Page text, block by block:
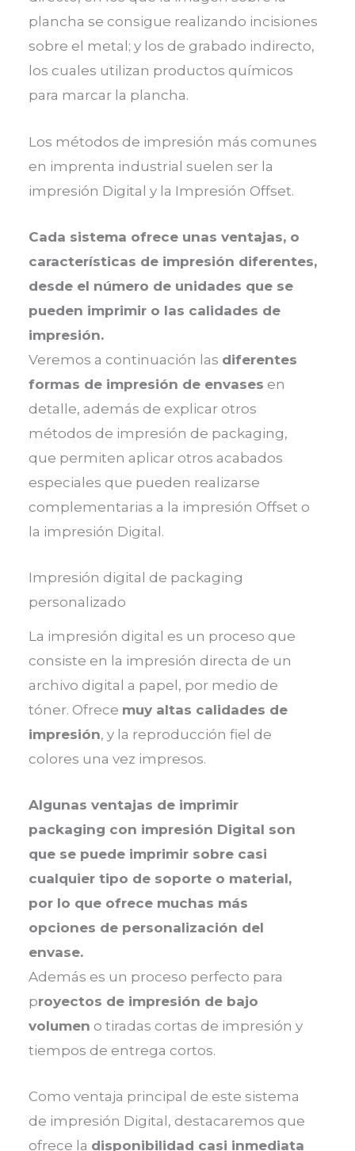
plancha se consigue realizando incisiones
sobre el metal; y los de grabado indirecto,
los cuales utilizan productos químicos
para marcar la plancha.
Los métodos de impresión más comunes
en imprenta industrial suelen ser la
impresión Digital y la Impresión Offset.
Cada sistema ofrece unas ventajas, o
características de impresión diferentes,
desde el número de unidades que se
pueden imprimir o las calidades de
impresión.
Veremos a continuación las diferentes
formas de impresión de envases en
detalle, además de explicar otros
métodos de impresión de packaging,
que permiten aplicar otros acabados
especiales que pueden realizarse
complementarias a la impresión Offset o
la impresión Digital.
Impresión digital de packaging
personalizado
La impresión digital es un proceso que
consiste en la impresión directa de un
archivo digital a papel, por medio de
tóner. Ofrece muy altas calidades de
impresión, y la reproducción fiel de
colores una vez impresos.
Algunas ventajas de imprimir
packaging con impresión Digital son
que se puede imprimir sobre casi
cualquier tipo de soporte o material,
por lo que ofrece muchas más
opciones de personalización del
envase.
Además es un proceso perfecto para
proyectos de impresión de bajo
volumen o tiradas cortas de impresión y
tiempos de entrega cortos.
Como ventaja principal de este sistema
de impresión Digital, destacaremos que
ofrece la disponibilidad casi inmediata